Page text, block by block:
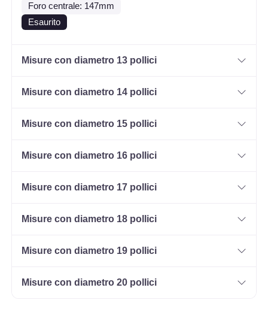
Foro centrale: 147mm
Esaurito
Misure con diametro 13 pollici
Misure con diametro 14 pollici
Misure con diametro 15 pollici
Misure con diametro 16 pollici
Misure con diametro 17 pollici
Misure con diametro 18 pollici
Misure con diametro 19 pollici
Misure con diametro 20 pollici